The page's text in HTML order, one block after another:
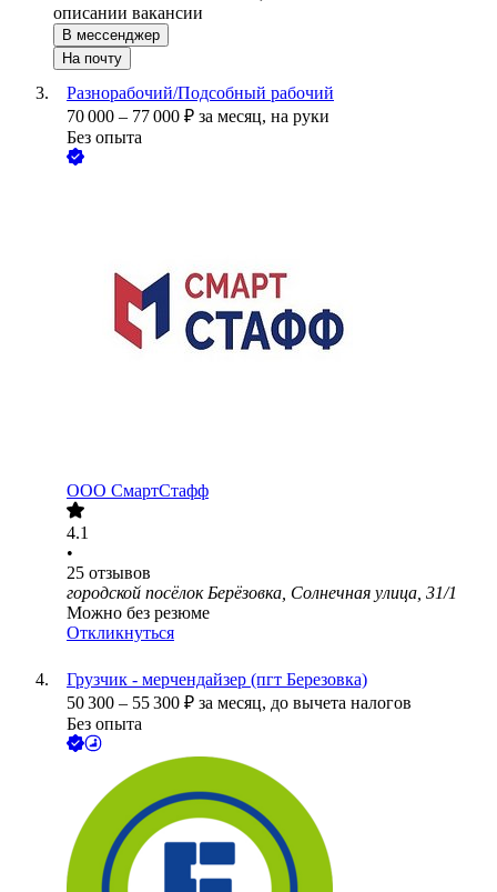
описании вакансии
В мессенджер
На почту
Разнорабочий/Подсобный рабочий
70 000 – 77 000 ₽ за месяц, на руки
Без опыта
ООО СмартСтафф
4.1
•
25 отзывов
городской посёлок Берёзовка, Солнечная улица, 31/1
Можно без резюме
Откликнуться
Грузчик - мерчендайзер (пгт Березовка)
50 300 – 55 300 ₽ за месяц, до вычета налогов
Без опыта